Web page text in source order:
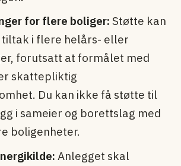
for flere boliger: Støtte kan
i flere helårs- eller
forutsatt at formålet med
skattepliktig
Du kan ikke få støtte til
i sameier og borettslag med
boligenheter.
Anlegget skal